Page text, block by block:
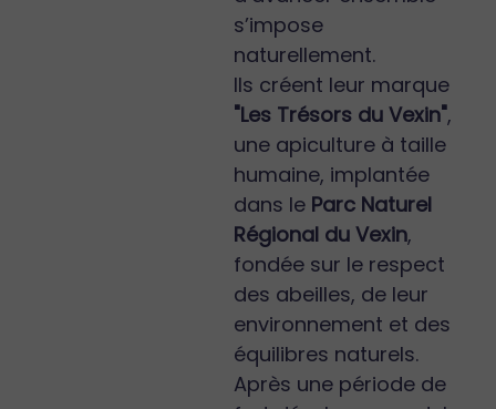
s’impose
naturellement.
Ils créent leur marque
"Les Trésors du Vexin",
une apiculture à taille
humaine, implantée
dans le Parc Naturel
Régional du Vexin,
fondée sur le respect
des abeilles, de leur
environnement et des
équilibres naturels.
Après une période de